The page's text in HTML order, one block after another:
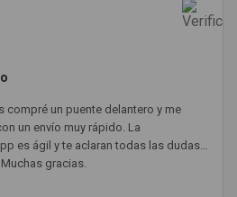
compré un puente delantero y me
un envío muy rápido. La
es ágil y te aclaran todas las dudas.
gracias.